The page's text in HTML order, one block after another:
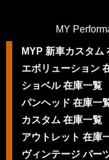
MY
MYP 新車カスタム
エボリューション
ショベル 在庫一覧
パンヘッド 在庫一
カスタム 在庫一覧
アウトレット 在庫
ヴィンテージ パー